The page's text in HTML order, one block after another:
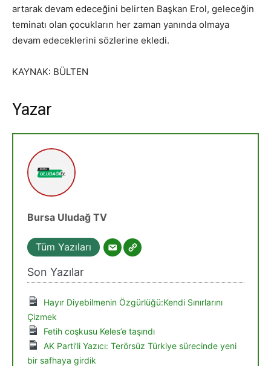
artarak devam edeceğini belirten Başkan Erol, geleceğin
teminatı olan çocukların her zaman yanında olmaya
devam edeceklerini sözlerine ekledi.
KAYNAK: BÜLTEN
Yazar
Bursa Uludağ TV
Tüm Yazıları
Son Yazılar
Hayır Diyebilmenin Özgürlüğü:Kendi Sınırlarını
Çizmek
Fetih coşkusu Keles’e taşındı
AK Parti’li Yazıcı: Terörsüz Türkiye sürecinde yeni
bir safhaya girdik